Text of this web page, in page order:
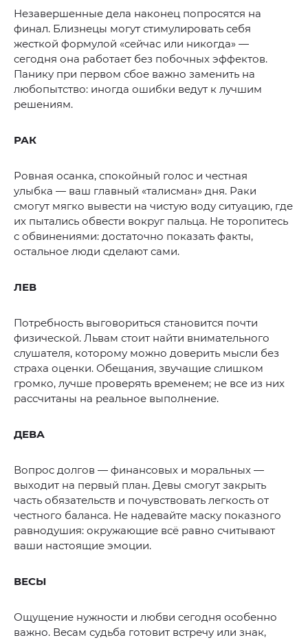
Незавершенные дела наконец попросятся на
финал. Близнецы могут стимулировать себя
жесткой формулой «сейчас или никогда» —
сегодня она работает без побочных эффектов.
Панику при первом сбое важно заменить на
любопытство: иногда ошибки ведут к лучшим
решениям.
РАК
Ровная осанка, спокойный голос и честная
улыбка — ваш главный «талисман» дня. Раки
смогут мягко вывести на чистую воду ситуацию, где
их пытались обвести вокруг пальца. Не торопитесь
с обвинениями: достаточно показать факты,
остальное люди сделают сами.
ЛЕВ
Потребность выговориться становится почти
физической. Львам стоит найти внимательного
слушателя, которому можно доверить мысли без
страха оценки. Обещания, звучащие слишком
громко, лучше проверять временем; не все из них
рассчитаны на реальное выполнение.
ДЕВА
Вопрос долгов — финансовых и моральных —
выходит на первый план. Девы смогут закрыть
часть обязательств и почувствовать легкость от
честного баланса. Не надевайте маску показного
равнодушия: окружающие всё равно считывают
ваши настоящие эмоции.
ВЕСЫ
Ощущение нужности и любви сегодня особенно
важно. Весам судьба готовит встречу или знак,